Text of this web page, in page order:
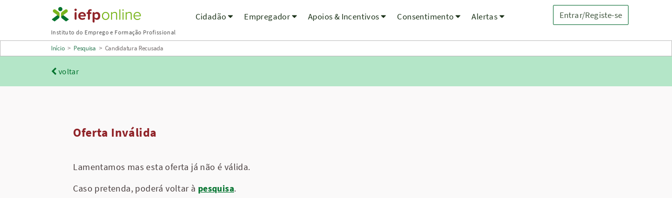
Instituto do Emprego e Formação Profissional
Entrar/Registe-se
Cidadão Empregador Apoios & Incentivos Consentimento Alertas
Início > Pesquisa > Candidatura Recusada
voltar
Oferta Inválida
Lamentamos mas esta oferta já não é válida.
Caso pretenda, poderá voltar à pesquisa.